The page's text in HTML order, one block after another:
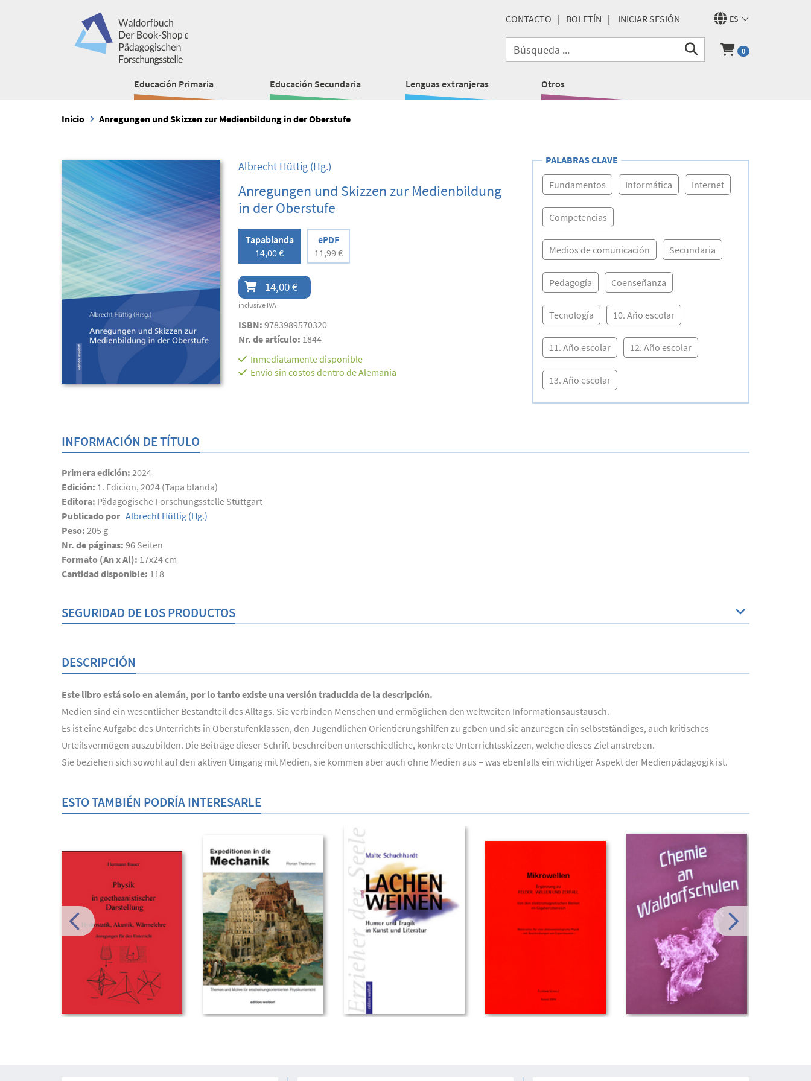
ES
CONTACTO BOLETÍN INICIAR SESIÓN
0
Educación Primaria Educación Secundaria Lenguas extranjeras Otros
Inicio Anregungen und Skizzen zur Medienbildung in der Oberstufe
Albrecht Hüttig(Hg.)
Anregungen und Skizzen zur Medienbildung
in der Oberstufe
Tapablanda
14,00 €
ePDF
11,99 €
14,00 €
inclusive IVA
ISBN: 9783989570320
Nr. de artículo: 1844
Inmediatamente disponible
Envío sin costos dentro de Alemania
PALABRAS CLAVE
Fundamentos Informática Internet
Competencias
Medios de comunicación Secundaria
Pedagogía Coenseñanza
Tecnología 10. Año escolar
11. Año escolar 12. Año escolar
13. Año escolar
INFORMACIÓN DE TÍTULO
Primera edición: 2024
Edición: 1. Edicion, 2024 (Tapa blanda)
Editora: Pädagogische Forschungsstelle Stuttgart
Publicado por Albrecht Hüttig (Hg.)
Peso: 205 g
Nr. de páginas: 96 Seiten
Formato (An x Al): 17x24 cm
Cantidad disponible: 118
SEGURIDAD DE LOS PRODUCTOS
DESCRIPCIÓN
Este libro está solo en alemán, por lo tanto existe una versión traducida de la descripción.
Medien sind ein wesentlicher Bestandteil des Alltags. Sie verbinden Menschen und ermöglichen den weltweiten Informationsaustausch.
Es ist eine Aufgabe des Unterrichts in Oberstufenklassen, den Jugendlichen Orientierungshilfen zu geben und sie anzuregen ein selbstständiges, auch kritisches
Urteilsvermögen auszubilden. Die Beiträge dieser Schrift beschreiben unterschiedliche, konkrete Unterrichtsskizzen, welche dieses Ziel anstreben.
Sie beziehen sich sowohl auf den aktiven Umgang mit Medien, sie kommen aber auch ohne Medien aus – was ebenfalls ein wichtiger Aspekt der Medienpädagogik ist.
ESTO TAMBIÉN PODRÍA INTERESARLE